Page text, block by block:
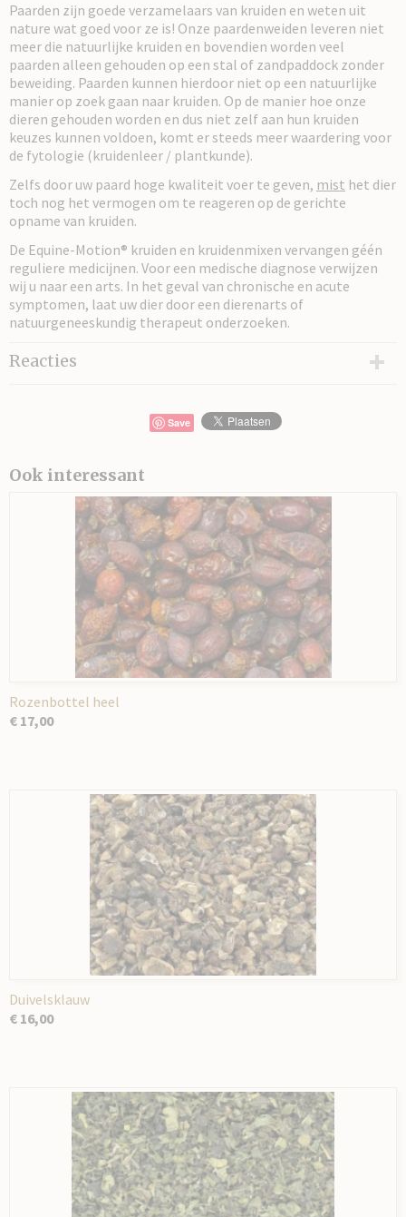
Paarden zijn goede verzamelaars van kruiden en weten uit
nature wat goed voor ze is! Onze paardenweiden leveren niet
meer die natuurlijke kruiden en bovendien worden veel
paarden alleen gehouden op een stal of zandpaddock zonder
beweiding. Paarden kunnen hierdoor niet op een natuurlijke
manier op zoek gaan naar kruiden. Op de manier hoe onze
dieren gehouden worden en dus niet zelf aan hun kruiden
keuzes kunnen voldoen, komt er steeds meer waardering voor
de fytologie (kruidenleer / plantkunde).
Zelfs door uw paard hoge kwaliteit voer te geven, mist het dier
toch nog het vermogen om te reageren op de gerichte
opname van kruiden.
De Equine-Motion® kruiden en kruidenmixen vervangen géén
reguliere medicijnen. Voor een medische diagnose verwijzen
wij u naar een arts. In het geval van chronische en acute
symptomen, laat uw dier door een dierenarts of
natuurgeneeskundig therapeut onderzoeken.
Reacties
Save
Ook interessant
Rozenbottel heel
€ 17,00
Duivelsklauw
€ 16,00